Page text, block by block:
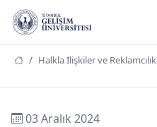
Halkla İlişkiler ve Reklamcılık
03 Aralık 2024